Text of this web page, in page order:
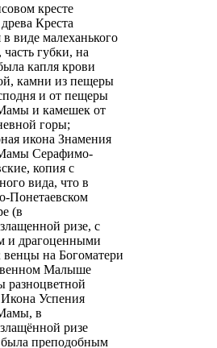
кресте
Креста
виде малеханького
часть губки, на
капля крови
камни из пещеры
и от пещеры
и камешек от
горы;
икона Знамения
Серафимо-
копия с
вида, что в
Понетаевском
(в
ризе, с
и драгоценными
на Богоматери
Малыше
разноцветной
Успения
в
ризе
была преподобным